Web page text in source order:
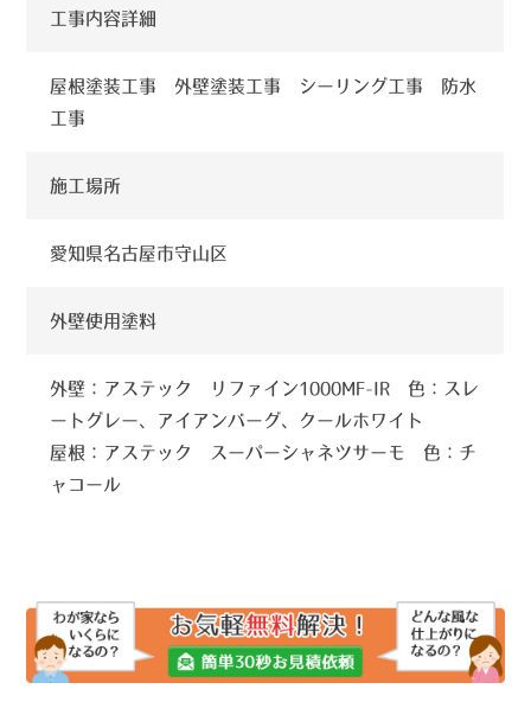
工事内容詳細
屋根塗装工事 外壁塗装工事 シーリング工事 防水
工事
施工場所
愛知県名古屋市守山区
外壁使用塗料
外壁：アステック リファイン1000MF-IR 色：スレ
ートグレー、アイアンバーグ、クールホワイト
屋根：アステック スーパーシャネツサーモ 色：チ
ャコール